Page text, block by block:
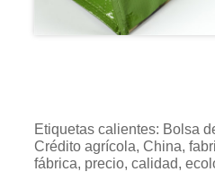
Etiquetas calientes: Bolsa
Crédito agrícola, China,
fábrica, precio, calidad,